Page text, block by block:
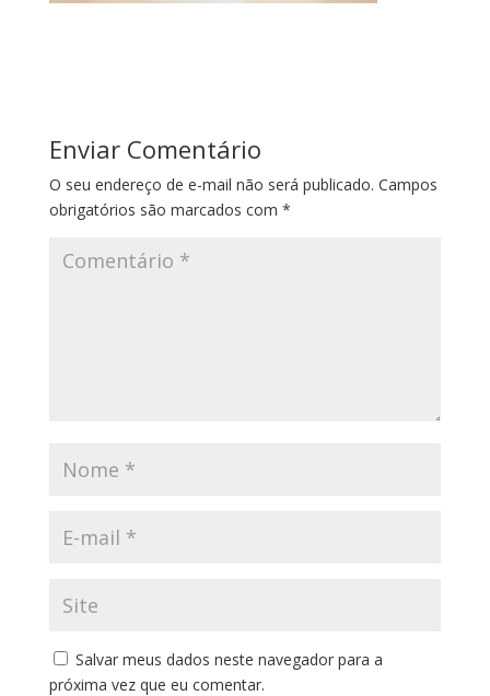
Enviar Comentário
O seu endereço de e-mail não será publicado. Campos
obrigatórios são marcados com *
Salvar meus dados neste navegador para a
próxima vez que eu comentar.